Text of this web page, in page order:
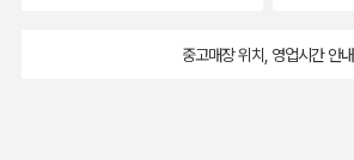
중고매장 위치, 영업시간 안내